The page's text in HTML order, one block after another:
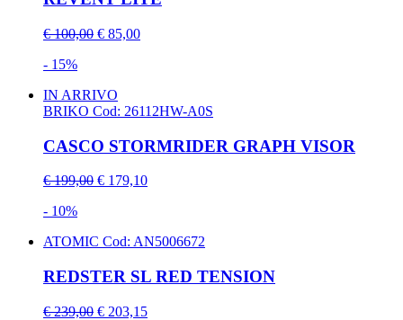
€ 100,00 € 85,00
- 15%
IN ARRIVO
BRIKO Cod: 26112HW-A0S
CASCO STORMRIDER GRAPH VISOR
€ 199,00 € 179,10
- 10%
ATOMIC Cod: AN5006672
REDSTER SL RED TENSION
€ 239,00 € 203,15